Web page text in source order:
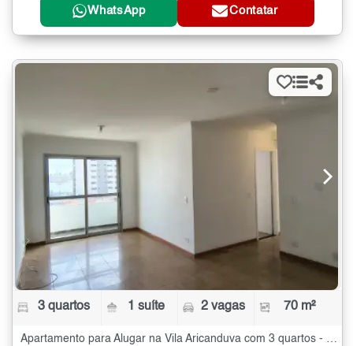
WhatsApp Contatar
3 quartos 1 suíte 2 vagas 70 m²